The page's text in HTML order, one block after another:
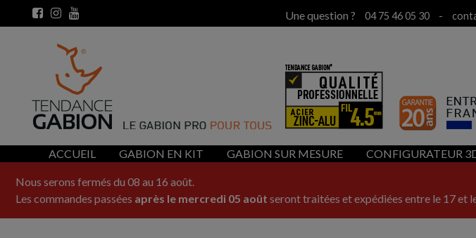
Une question ? 04 75 46 05 30 -
ACCUEIL GABION EN KIT GABION SUR MESURE CONFIGURATEUR
Nous serons fermés du 08 au 16 août.
Les commandes passées après le mercredi 05 août seront traitées et expédiées entre le 17 et